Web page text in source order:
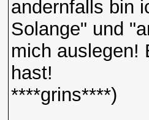
andernfalls bin
Solange" und
mich auslegen!
hast!
****grins****)